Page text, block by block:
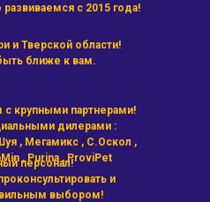
с 2015 года!
и Тверской области!
ближе к вам.
крупными партнерами!
дилерами :
, Мегамикс , С.Оскол ,
, Purina , ProviPet
персонал!
и
выбором!